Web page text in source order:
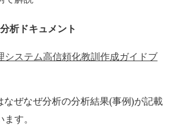
析ドキュメント
システム高信頼化教訓作成ガイドブ
なぜなぜ分析の分析結果(事例)が記載
す。